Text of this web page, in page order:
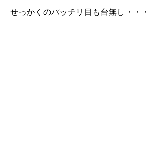
せっかくのパッチリ目も台無し・・・